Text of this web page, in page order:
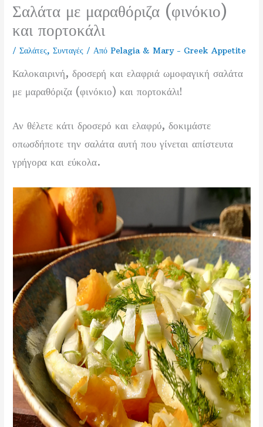
Σαλάτα με μαραθόριζα (φινόκιο)
και πορτοκάλι
/Σαλάτες,Συνταγές / ΑπόPelagia & Mary - Greek Appetite
Καλοκαιρινή, δροσερή και ελαφριά ωμοφαγική σαλάτα
με μαραθόριζα (φινόκιο) και πορτοκάλι!
Αν θέλετε κάτι δροσερό και ελαφρύ, δοκιμάστε
οπωσδήποτε την σαλάτα αυτή που γίνεται απίστευτα
γρήγορα και εύκολα.